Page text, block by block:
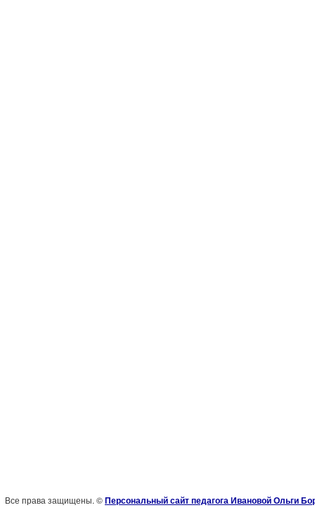
Все права защищены. ©Персональный сайт педагога Ивановой Ольги